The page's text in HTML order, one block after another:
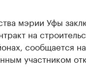
мэрии Уфы
на
сообщается на
участником